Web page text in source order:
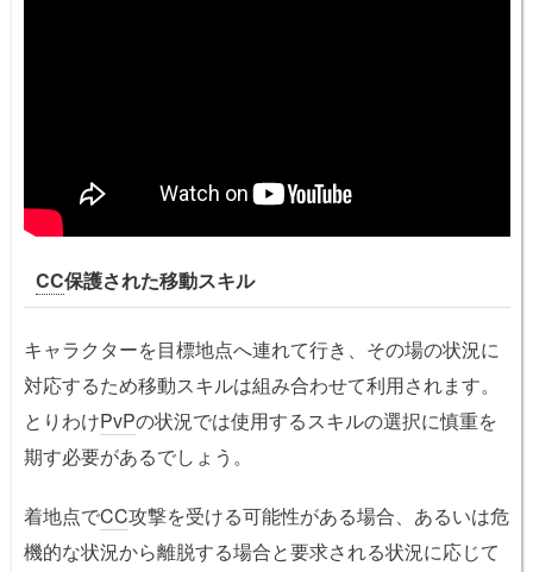
CC保護された移動スキル
キャラクターを目標地点へ連れて行き、その場の状況に
対応するため移動スキルは組み合わせて利用されます。
とりわけPvPの状況では使用するスキルの選択に慎重を
期す必要があるでしょう。
着地点でCC攻撃を受ける可能性がある場合、あるいは危
機的な状況から離脱する場合と要求される状況に応じて